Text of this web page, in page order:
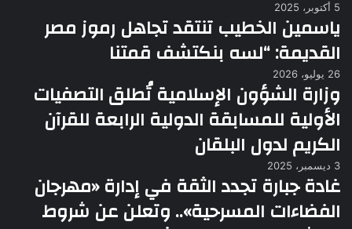
5 أكتوبر، 2025
ياسمين الخطيب تنتقد تجاهل رموز مصر
القديمة: “لسه بنكتشف قمتنا
26 يوليو، 2026
وزارة الشؤون الإسلامية تُطلق التصفيات
الأولية للمسابقة الدولية الرابعة للقرآن
الكريم لدول البلقان
3 ديسمبر، 2025
غادة جبارة تجدد الثقة في إدارة «مهرجان
الفضاءات المسرحية».. وتعلن عن شروط